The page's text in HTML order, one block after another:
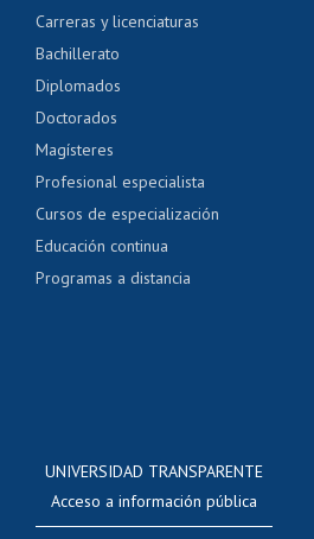
Carreras y licenciaturas
Bachillerato
Diplomados
Doctorados
Magísteres
Profesional especialista
Cursos de especialización
Educación continua
Programas a distancia
UNIVERSIDAD TRANSPARENTE
Acceso a información pública